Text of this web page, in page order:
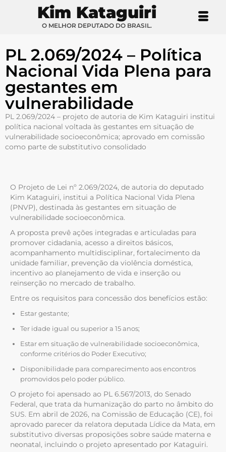
Kim Kataguiri
O MELHOR DEPUTADO DO BRASIL.
PL 2.069/2024 – Política
Nacional Vida Plena para
gestantes em
vulnerabilidade
PL 2.069/2024 – projeto de autoria de Kim Kataguiri institui
política nacional voltada às gestantes em situação de
vulnerabilidade socioeconômica; aprovado em comissão
como parte de substitutivo consolidado
O Projeto de Lei nº 2.069/2024, de autoria do deputado
Kim Kataguiri, institui a Política Nacional Vida Plena
(PNVP), destinada às gestantes em situação de
vulnerabilidade socioeconômica.
A proposta prevê ações integradas e articuladas para
promover cidadania, acesso a direitos básicos,
acompanhamento multidisciplinar, fortalecimento da
unidade familiar, prevenção da violência doméstica,
incentivo ao planejamento de vida e inserção ou
reinserção no mercado de trabalho.
Entre os requisitos para concessão dos benefícios estão:
Estar gestante;
Ter idade igual ou superior a 15 anos;
Estar em situação de vulnerabilidade socioeconômica,
conforme critérios do Poder Executivo;
Disponibilidade para comparecimento aos encontros
promovidos pelo poder público.
O projeto foi apensado ao PL 6.567/2013, do Senado
Federal, que trata da humanização do parto no âmbito do
SUS. Em abril de 2026, na Comissão de Educação (CE), foi
aprovado parecer da relatora deputada Lídice da Mata, em
substitutivo diversas proposições sobre saúde materna e
neonatal, incluindo o projeto apresentado por Kataguiri.